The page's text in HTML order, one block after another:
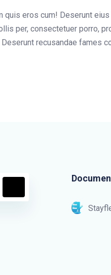
quis eros cum! Deserunt eius
per, consectetuer porro,
recusandae fames